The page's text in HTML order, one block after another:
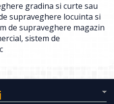
gradina si curte sau
supraveghere locuinta si
de supraveghere magazin
, sistem de